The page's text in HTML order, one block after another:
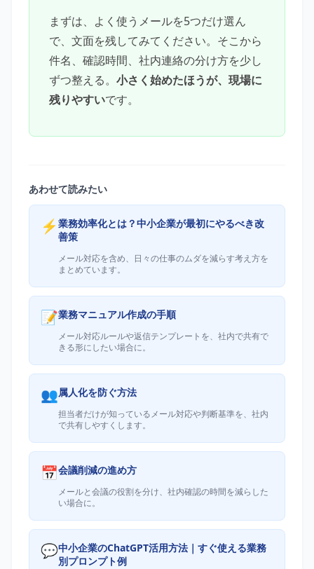
まずは、よく使うメールを5つだけ選ん
で、文面を残してみてください。そこから
件名、確認時間、社内連絡の分け方を少し
ずつ整える。 小さく始めたほうが、現場に
残りやすいです。
あわせて読みたい
⚡ 業務効率化とは？中小企業が最初にやるべき改
善策
メール対応を含め、日々の仕事のムダを減らす考え方を
まとめています。
📝業務マニュアル作成の手順
メール対応ルールや返信テンプレートを、社内で共有で
きる形にしたい場合に。
👥属人化を防ぐ方法
担当者だけが知っているメール対応や判断基準を、社内
で共有しやすくします。
📅会議削減の進め方
メールと会議の役割を分け、社内確認の時間を減らした
い場合に。
💬中小企業のChatGPT活用方法｜すぐ使える業務
別プロンプト例